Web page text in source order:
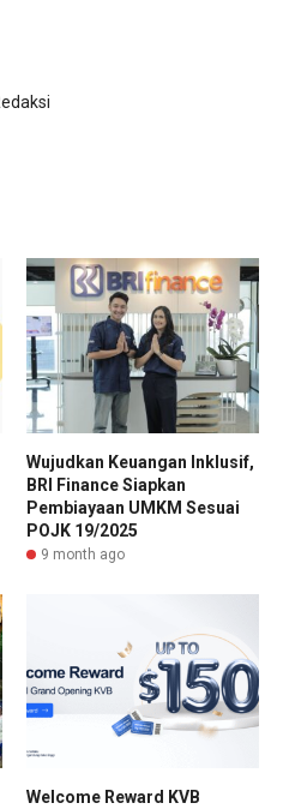
Wujudkan Keuangan Inklusif,
BRI Finance Siapkan
Pembiayaan UMKM Sesuai
POJK 19/2025
9 month ago
Welcome Reward KVB